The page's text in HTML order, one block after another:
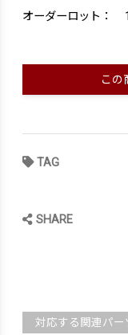
オーダーロット：
この
TAG
SHARE
対応する関連パー